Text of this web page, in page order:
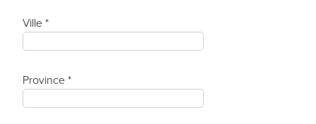
Ville *
Province *